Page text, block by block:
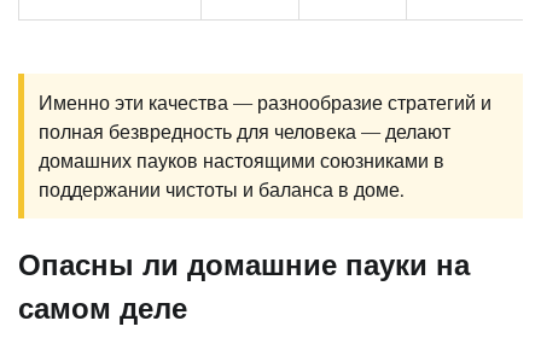
Именно эти качества — разнообразие стратегий и
полная безвредность для человека — делают
домашних пауков настоящими союзниками в
поддержании чистоты и баланса в доме.
Опасны ли домашние пауки на
самом деле